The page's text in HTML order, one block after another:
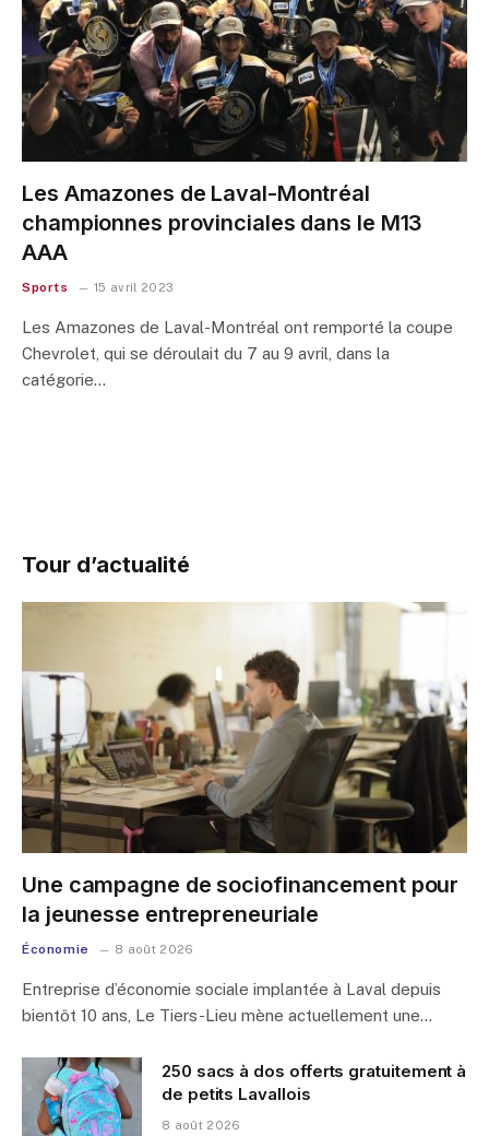
Les Amazones de Laval-Montréal
championnes provinciales dans le M13
AAA
Sports 15 avril 2023
Les Amazones de Laval-Montréal ont remporté la coupe
Chevrolet, qui se déroulait du 7 au 9 avril, dans la
catégorie…
Tour d’actualité
Une campagne de sociofinancement pour
la jeunesse entrepreneuriale
Économie 8 août 2026
Entreprise d’économie sociale implantée à Laval depuis
bientôt 10 ans, Le Tiers-Lieu mène actuellement une…
250 sacs à dos offerts gratuitement à
de petits Lavallois
8 août 2026